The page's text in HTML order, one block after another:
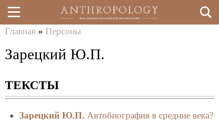
Перейти
к
содержанию
здесь
Главная » Персоны
Зарецкий Ю.П.
ТЕКСТЫ
Зарецкий Ю.П. Автобиография в средние века?